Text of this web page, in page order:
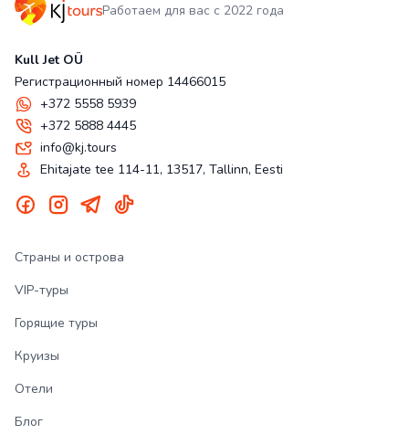
Работаем для вас с 2022 года
Kull Jet OÜ
Регистрационный номер 14466015
+372 5558 5939
+372 5888 4445
info@kj.tours
Ehitajate tee 114-11, 13517, Tallinn, Eesti
Страны и острова
VIP-туры
Горящие туры
Круизы
Отели
Блог